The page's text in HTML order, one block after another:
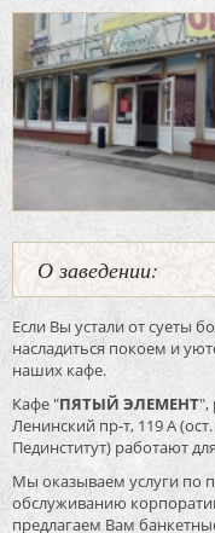
О заведении:
Если Вы устали от суеты
насладиться покоем и
наших кафе.
Кафе "ПЯТЫЙ ЭЛЕМЕНТ",
Ленинский пр-т, 119 А
Пединститут) работают
Мы оказываем услуги по
обслуживанию
предлагаем Вам